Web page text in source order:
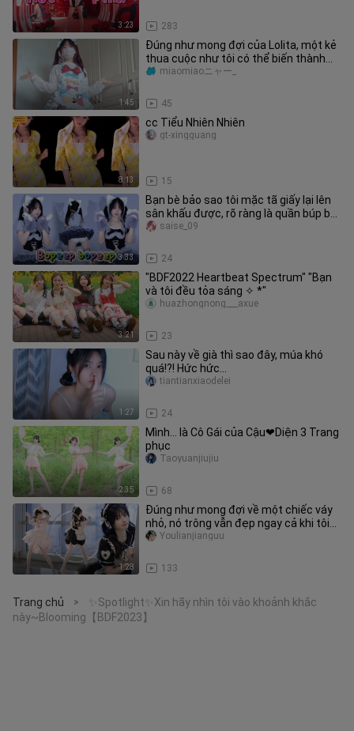
3:23 283
1:45
Đúng như mong đợi của Lolita, một kẻ
thua cuộc như tôi có thể biến thành
một cô gái xinh đẹp nếu cô
45
miaomiaoニャー_
8:13
cc Tiểu Nhiên Nhiên
15
gt-xingguang
3:33
Bạn bè bảo sao tôi mặc tã giấy lại lên
sân khấu được, rõ ràng là quần búp bê
dễ thương mà o(╥﹏╥)o 【t
24
saise_09
3:21
"BDF2022 Heartbeat Spectrum" "Bạn
và tôi đều tỏa sáng ✧ *"
23
huazhongnong___axue
1:27
Sau này về già thì sao đây, múa khó
quá!?! Hức hức…
24
tiantianxiaodelei
2:35
Mình… là Cô Gái của Cậu❤Diện 3 Trang
phục
68
Taoyuanjiujiu
1:28
Đúng như mong đợi về một chiếc váy
nhỏ, nó trông vẫn đẹp ngay cả khi tôi
nhảy như thế này! ❤️Yêu nó
133
Youlianjianguu
Trang chủ >
✨Spotlight✨Xin hãy nhìn tôi vào khoảnh khắc
này~Blooming【BDF2023】